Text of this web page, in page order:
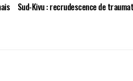
Sud-Kivu : recrudescence de